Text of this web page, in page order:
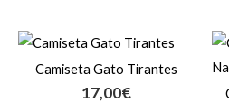
Camiseta Gato Tirantes
17,00€